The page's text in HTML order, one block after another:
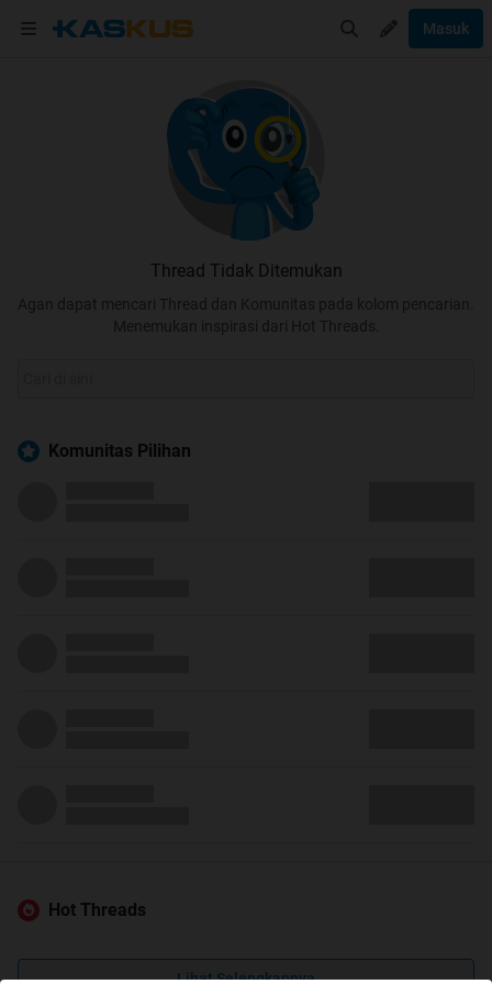
Masuk
Thread Tidak Ditemukan
Agan dapat mencari Thread dan Komunitas pada kolom pencarian.
Menemukan inspirasi dari Hot Threads.
Komunitas Pilihan
Hot Threads
Lihat Selengkapnya